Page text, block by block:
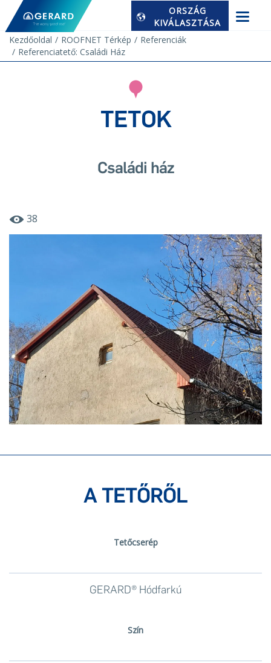
ORSZÁG
KIVÁLASZTÁSA
Kezdőoldal
ROOFNET Térkép
Referenciák
Referenciatető: Családi Ház
TETOK
Családi ház
38
A TETŐRŐL
Tetőcserép
GERARD® Hódfarkú
Szín